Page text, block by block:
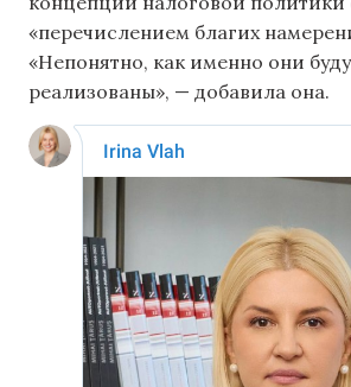
«перечислением благих
«Непонятно, как именно они
реализованы», — добавила она.